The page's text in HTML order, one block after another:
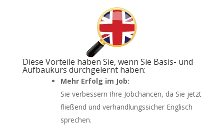
Diese Vorteile haben Sie, wenn Sie Basis- und
Aufbaukurs durchgelernt haben:
Mehr Erfolg im Job:
Sie verbessern Ihre Jobchancen, da Sie jetzt
fließend und verhandlungssicher Englisch
sprechen.